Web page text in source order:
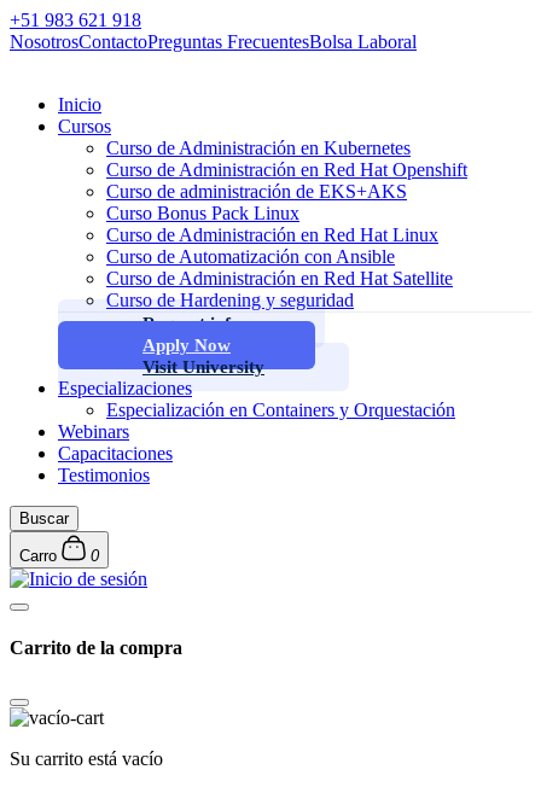
+51 983 621 918
NosotrosContactoPreguntas FrecuentesBolsa Laboral
Inicio
Cursos
Curso de Administración en Kubernetes
Curso de Administración en Red Hat Openshift
Curso de administración de EKS+AKS
Curso Bonus Pack Linux
Curso de Administración en Red Hat Linux
Curso de Automatización con Ansible
Curso de Administración en Red Hat Satellite
Curso de Hardening y seguridad
Request info
Apply Now
Visit University
Especializaciones
Especialización en Containers y Orquestación
Webinars
Capacitaciones
Testimonios
Buscar
Carro 0
Carrito de la compra
Su carrito está vacío